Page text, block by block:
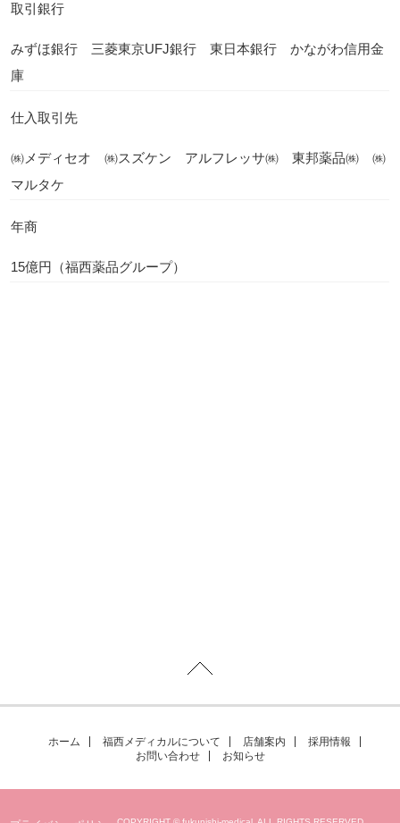
取引銀行
みずほ銀行 三菱東京UFJ銀行 東日本銀行 かながわ信用金
庫
仕入取引先
㈱メディセオ ㈱スズケン アルフレッサ㈱ 東邦薬品㈱ ㈱
マルタケ
年商
15億円（福西薬品グループ）
ホーム 福西メディカルについて 店舗案内
採用情報
お問い合わせ
お知らせ